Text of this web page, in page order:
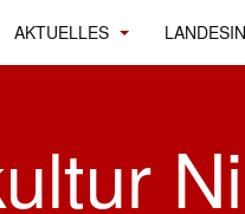
AKTUELLES